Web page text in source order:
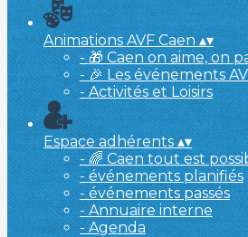
Animations AVF Caen▴▾
- 🎁 Caen on aime, on
- 🎉 Les événements
- Activités et Loisirs
Espace adhérents▴▾
- 🌈 Caen tout est
- événements planifiés
- événements passés
- Annuaire interne
- Agenda